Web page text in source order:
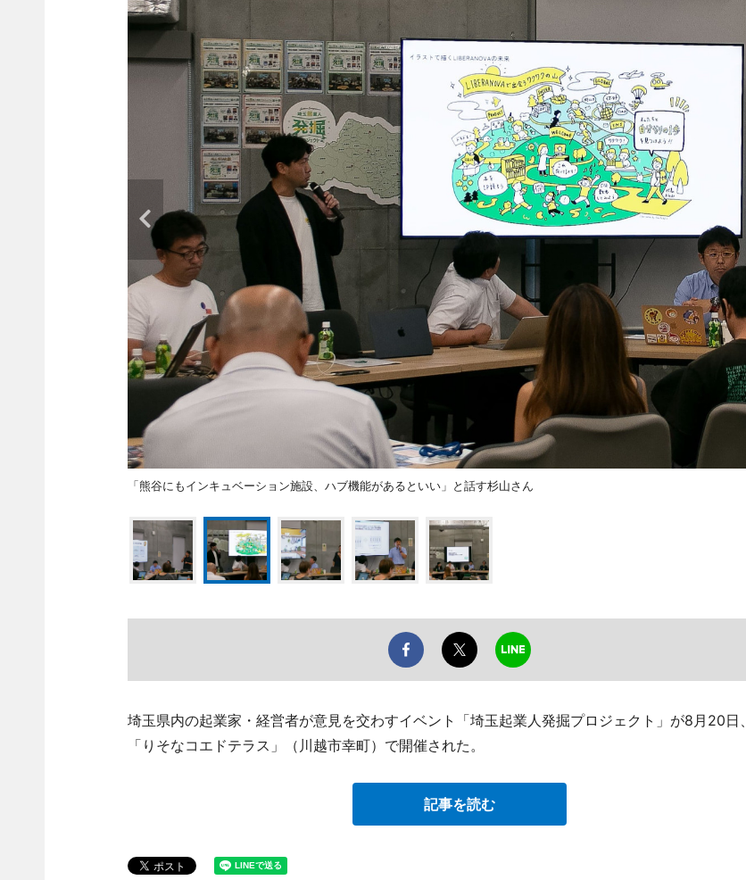
「熊谷にもインキュベーション施設、ハブ機能があるといい」と話す杉山さん
埼玉県内の起業家・経営者が意見を交わすイベント「埼玉起業人発掘プロジェクト」が8月20日、
「りそなコエドテラス」（川越市幸町）で開催された。
記事を読む